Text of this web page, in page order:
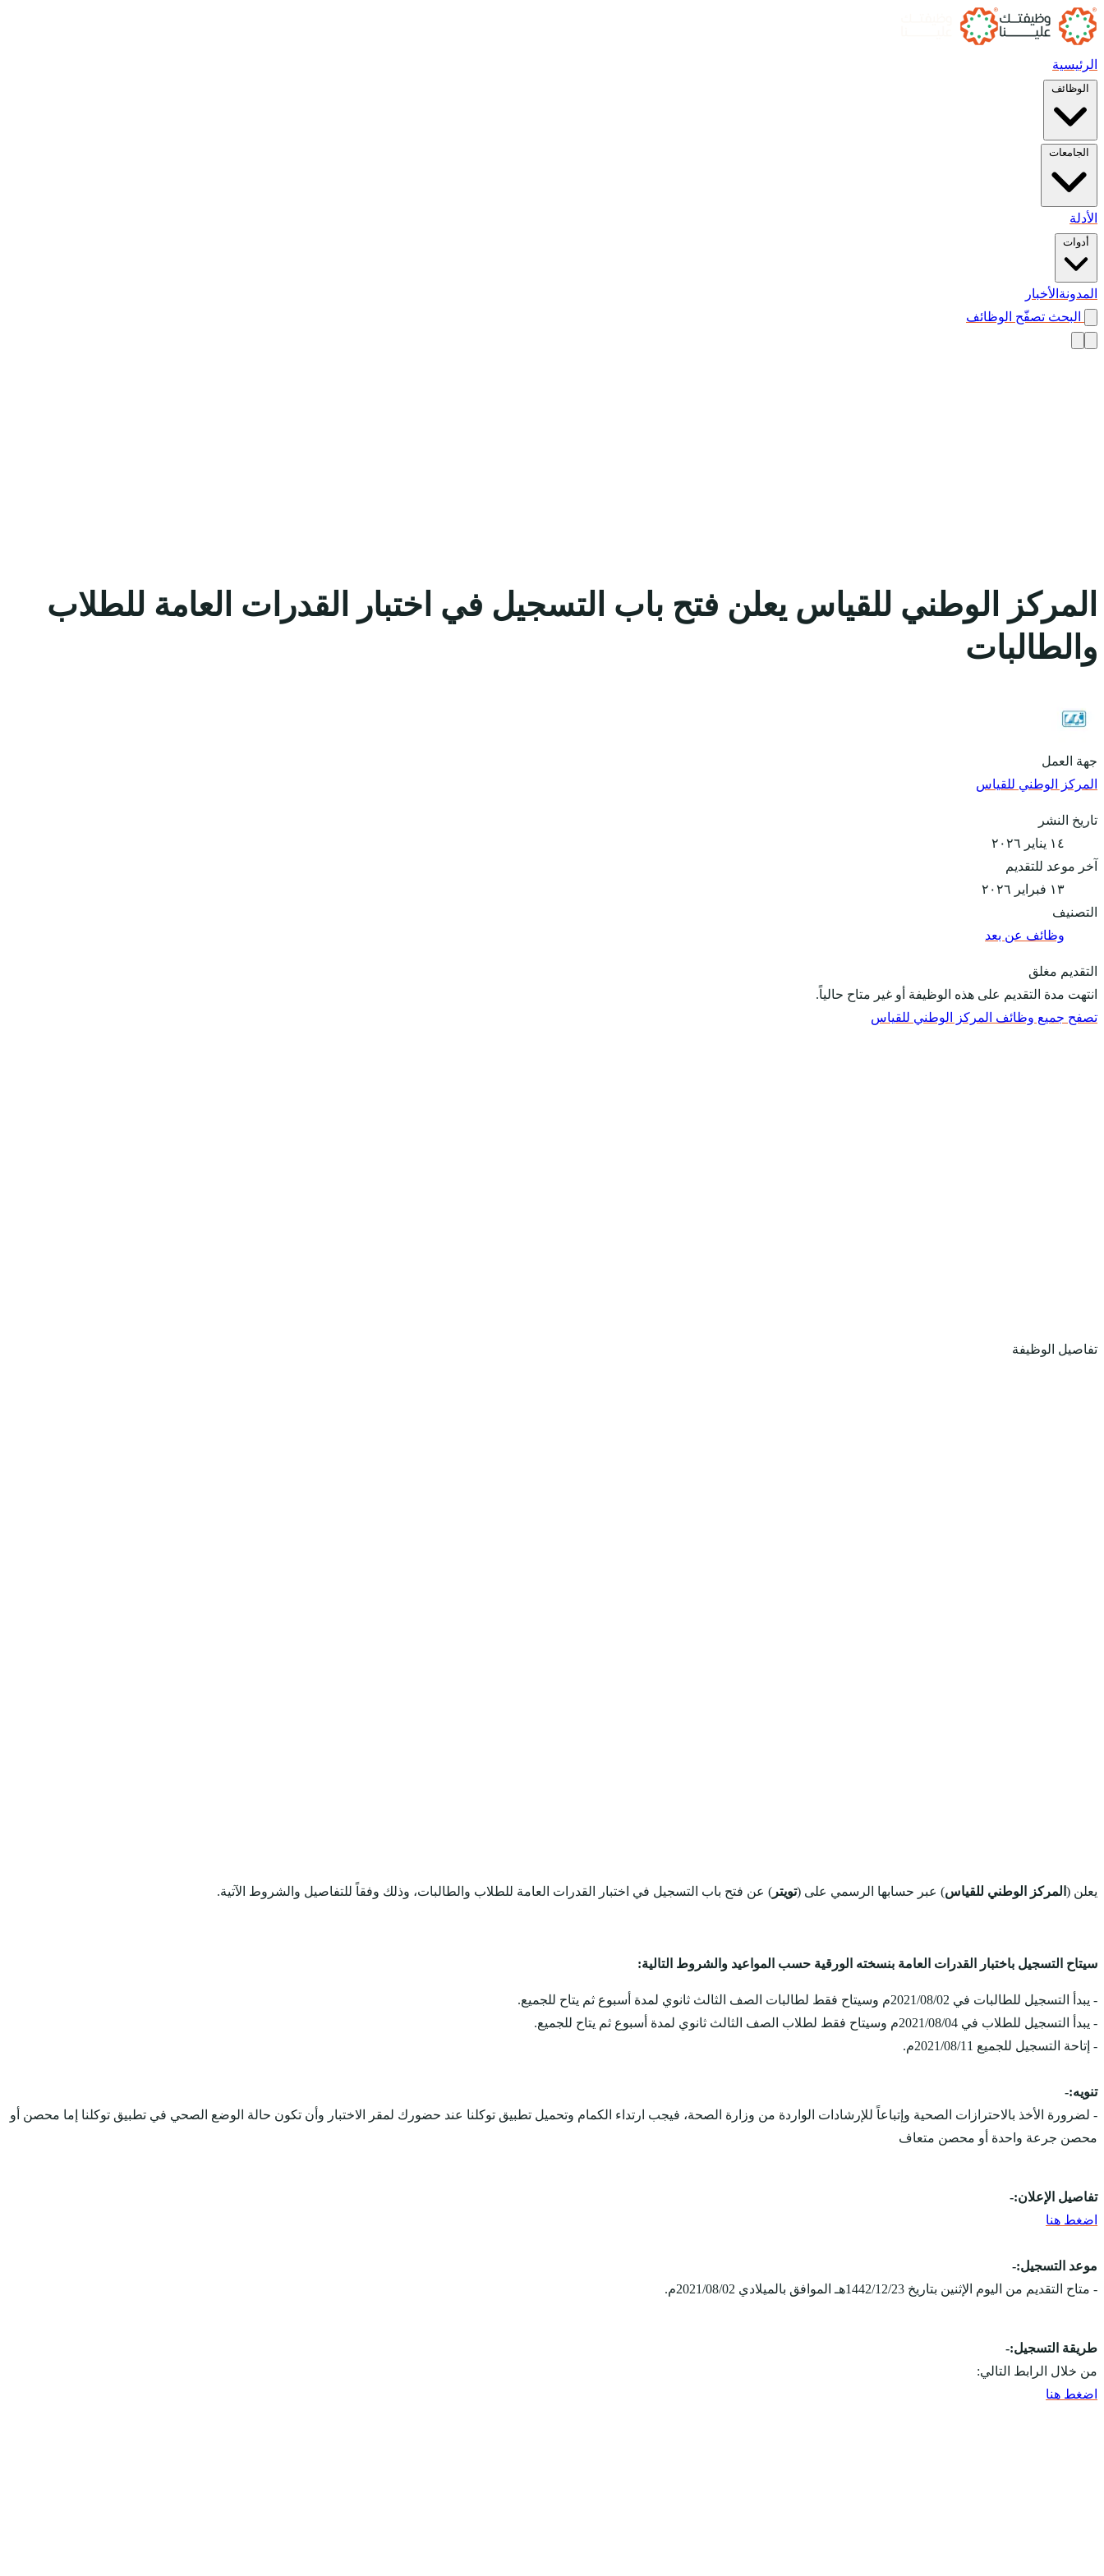
الرئيسية
الوظائف
الجامعات
الأدلة
أدوات
المدونة الأخبار
البحث تصفّح الوظائف
المركز الوطني للقياس يعلن فتح باب التسجيل في اختبار القدرات العامة للطلاب
والطالبات
جهة العمل
المركز الوطني للقياس
تاريخ النشر
١٤ يناير ٢٠٢٦
آخر موعد للتقديم
١٣ فبراير ٢٠٢٦
التصنيف
وظائف عن بعد
التقديم مغلق
انتهت مدة التقديم على هذه الوظيفة أو غير متاح حالياً.
تصفح جميع وظائف المركز الوطني للقياس
تفاصيل الوظيفة
يعلن ( المركز الوطني للقياس) عبر حسابها الرسمي على (تويتر ) عن فتح باب التسجيل في اختبار القدرات العامة للطلاب والطالبات، وذلك وفقاً للتفاصيل والشروط الآتية.
سيتاح التسجيل باختبار القدرات العامة بنسخته الورقية حسب المواعيد والشروط التالية:
- يبدأ التسجيل للطالبات في 2021/08/02م وسيتاح فقط لطالبات الصف الثالث ثانوي لمدة أسبوع ثم يتاح للجميع.
- يبدأ التسجيل للطلاب في 2021/08/04م وسيتاح فقط لطلاب الصف الثالث ثانوي لمدة أسبوع ثم يتاح للجميع.
- إتاحة التسجيل للجميع 2021/08/11م.
تنويه:-
- لضرورة الأخذ بالاحترازات الصحية وإتباعاً للإرشادات الواردة من وزارة الصحة، فيجب ارتداء الكمام وتحميل تطبيق توكلنا عند حضورك لمقر الاختبار وأن تكون حالة الوضع الصحي في تطبيق توكلنا إما محصن أو
محصن جرعة واحدة أو محصن متعاف
تفاصيل الإعلان:-
اضغط هنا
موعد التسجيل:-
- متاح التقديم من اليوم الإثنين بتاريخ 1442/12/23هـ الموافق بالميلادي 2021/08/02م.
طريقة التسجيل:-
من خلال الرابط التالي:
اضغط هنا